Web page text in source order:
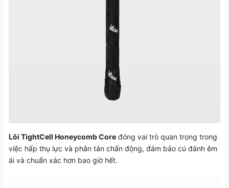
Lõi TightCell Honeycomb Core đóng vai trò quan trọng trong
việc hấp thụ lực và phân tán chấn động, đảm bảo cú đánh êm
ái và chuẩn xác hơn bao giờ hết.